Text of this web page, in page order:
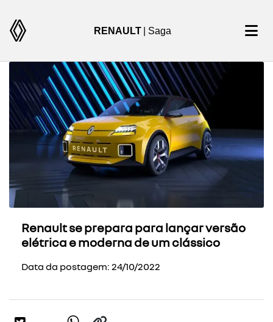
RENAULT | Saga
Renault se prepara para lançar versão
elétrica e moderna de um clássico
Data da postagem: 24/10/2022